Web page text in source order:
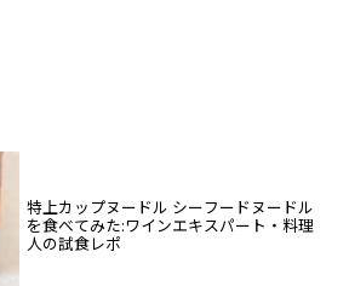
特上カップヌードル シーフードヌードル
を食べてみた:ワインエキスパート・料理
人の試食レポ